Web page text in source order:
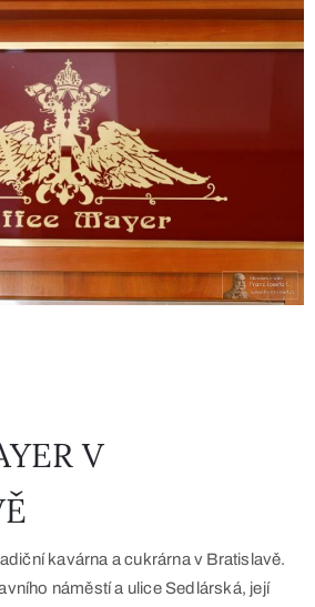
V
kavárna a cukrárna v Bratislavě.
náměstí a ulice Sedlárská, její